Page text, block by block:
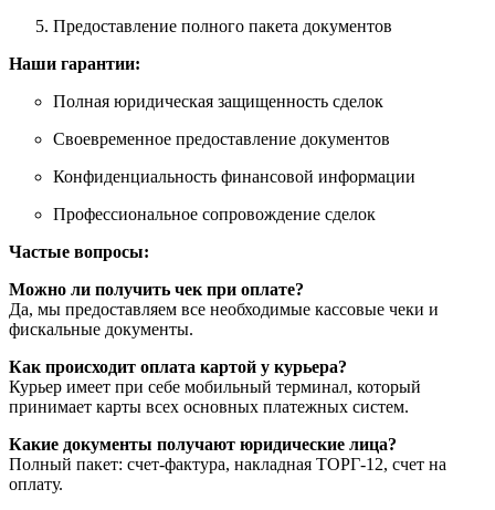
Предоставление полного пакета документов
Наши гарантии:
Полная юридическая защищенность сделок
Своевременное предоставление документов
Конфиденциальность финансовой информации
Профессиональное сопровождение сделок
Частые вопросы:
Можно ли получить чек при оплате?
Да, мы предоставляем все необходимые кассовые чеки и
фискальные документы.
Как происходит оплата картой у курьера?
Курьер имеет при себе мобильный терминал, который
принимает карты всех основных платежных систем.
Какие документы получают юридические лица?
Полный пакет: счет-фактура, накладная ТОРГ-12, счет на
оплату.